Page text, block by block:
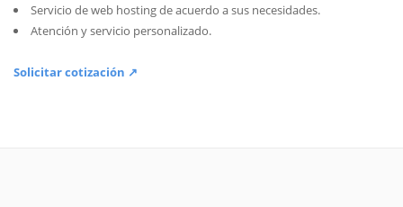
Servicio de web hosting de acuerdo a sus necesidades.
Atención y servicio personalizado.
Solicitar cotización ↗